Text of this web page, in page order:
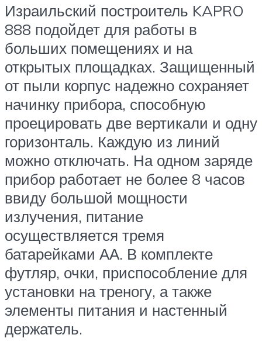
Израильский построитель KAPRO
888 подойдет для работы в
больших помещениях и на
открытых площадках. Защищенный
от пыли корпус надежно сохраняет
начинку прибора, способную
проецировать две вертикали и одну
горизонталь. Каждую из линий
можно отключать. На одном заряде
прибор работает не более 8 часов
ввиду большой мощности
излучения, питание
осуществляется тремя
батарейками АА. В комплекте
футляр, очки, приспособление для
установки на треногу, а также
элементы питания и настенный
держатель.